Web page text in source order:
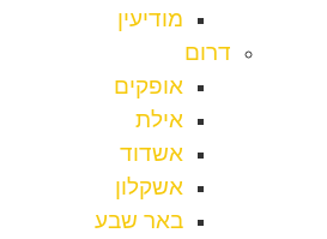
מודיעין
דרום
אופקים
אילת
אשדוד
אשקלון
באר שבע